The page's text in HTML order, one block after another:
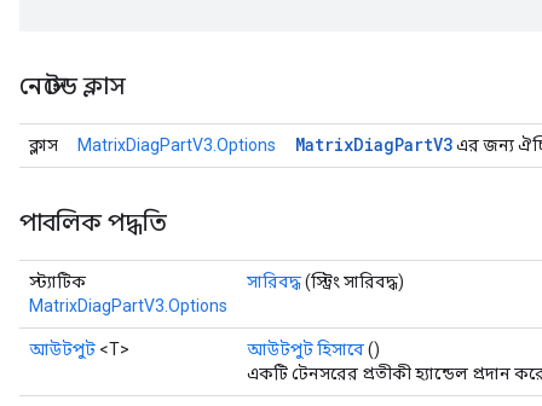
নেস্টেড ক্লাস
ক্লাস MatrixDiagPartV3.Options MatrixDiagPartV3এর জন্য
পাবলিক পদ্ধতি
স্ট্যাটিক
MatrixDiagPartV3.Options
সারিবদ্ধ(স্ট্রিং সারিবদ্ধ)
আউটপুট <T> আউটপুট হিসাবে()
একটি টেনসরের প্রতীকী হ্যান্ডেল প্রদান